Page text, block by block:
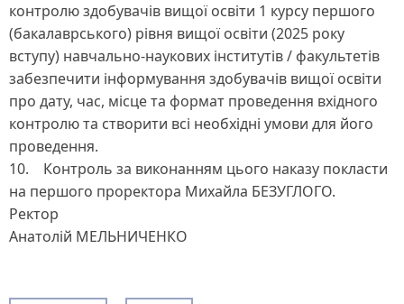
контролю здобувачів вищої освіти 1 курсу першого
(бакалаврського) рівня вищої освіти (2025 року
вступу) навчально-наукових інститутів / факультетів
забезпечити інформування здобувачів вищої освіти
про дату, час, місце та формат проведення вхідного
контролю та створити всі необхідні умови для його
проведення.
10. Контроль за виконанням цього наказу покласти
на першого проректора Михайла БЕЗУГЛОГО.
Ректор
Анатолій МЕЛЬНИЧЕНКО